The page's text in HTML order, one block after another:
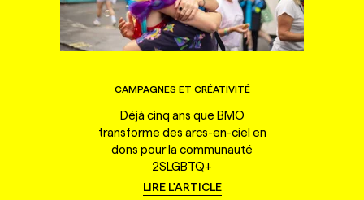
CAMPAGNES ET CRÉATIVITÉ
Déjà cinq ans que BMO
transforme des arcs-en-ciel en
dons pour la communauté
2SLGBTQ+
LIRE L'ARTICLE